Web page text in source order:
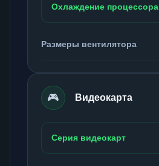
Охлаждение процессора
Размеры вентилятора
🎮 Видеокарта
Серия видеокарт